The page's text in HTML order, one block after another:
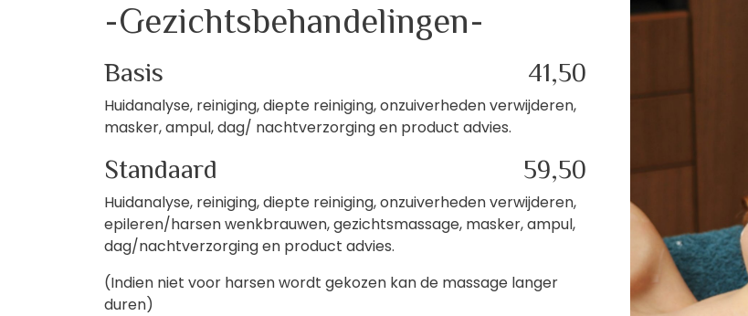
-Gezichtsbehandelingen-
Basis 41,50
Huidanalyse, reiniging, diepte reiniging, onzuiverheden verwijderen,
masker, ampul, dag/ nachtverzorging en product advies.
Standaard 59,50
Huidanalyse, reiniging, diepte reiniging, onzuiverheden verwijderen,
epileren/harsen wenkbrauwen, gezichtsmassage, masker, ampul,
dag/nachtverzorging en product advies.
(Indien niet voor harsen wordt gekozen kan de massage langer
duren)